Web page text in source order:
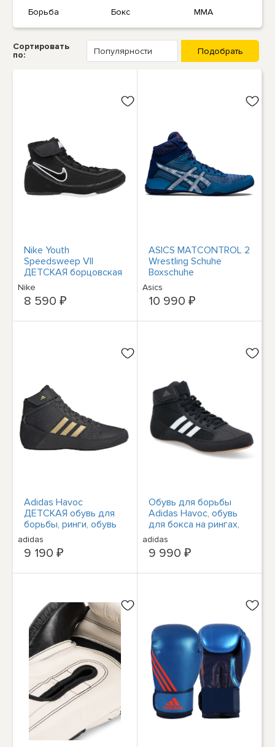
Борьба Бокс ММА
Сортировать
по:
Nike Youth
Speedsweep VII
ДЕТСКАЯ борцовская
обувь Боксерские
ботинки Борцовская
обувь
Nike
8 590 ₽
ASICS MATCONTROL 2
Wrestling Schuhe
Boxschuhe
Kampfsportschuhe
Ringen 401
Asics
10 990 ₽
Adidas Havoc
ДЕТСКАЯ обувь для
борьбы, ринги, обувь
для бокса, обувь для
боевых искусств
HP6872
adidas
9 190 ₽
Обувь для борьбы
Adidas Havoc, обувь
для бокса на рингах,
обувь для боевых
искусств, черная
AQ3325
adidas
9 990 ₽